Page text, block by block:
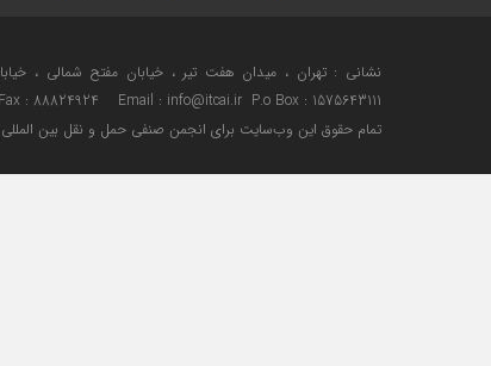
: 88824924 Email : info@itcai.ir P.o Box : 1575643111
تمام حقوق اين وب‌سايت برای انجمن صنفی حمل و نقل بین